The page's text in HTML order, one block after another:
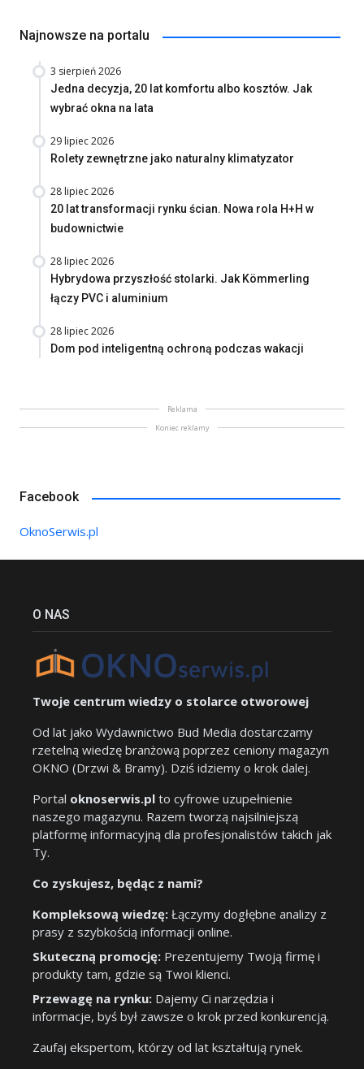
Najnowsze na portalu
3 sierpień 2026
Jedna decyzja, 20 lat komfortu albo kosztów. Jak
wybrać okna na lata
29 lipiec 2026
Rolety zewnętrzne jako naturalny klimatyzator
28 lipiec 2026
20 lat transformacji rynku ścian. Nowa rola H+H w
budownictwie
28 lipiec 2026
Hybrydowa przyszłość stolarki. Jak Kömmerling
łączy PVC i aluminium
28 lipiec 2026
Dom pod inteligentną ochroną podczas wakacji
Reklama
Koniec reklamy
Facebook
OknoSerwis.pl
O NAS
Twoje centrum wiedzy o stolarce otworowej
Od lat jako Wydawnictwo Bud Media dostarczamy
rzetelną wiedzę branżową poprzez ceniony magazyn
OKNO (Drzwi & Bramy). Dziś idziemy o krok dalej.
Portal oknoserwis.pl to cyfrowe uzupełnienie
naszego magazynu. Razem tworzą najsilniejszą
platformę informacyjną dla profesjonalistów takich jak
Ty.
Co zyskujesz, będąc z nami?
Kompleksową wiedzę: Łączymy dogłębne analizy z
prasy z szybkością informacji online.
Skuteczną promocję: Prezentujemy Twoją firmę i
produkty tam, gdzie są Twoi klienci.
Przewagę na rynku: Dajemy Ci narzędzia i
informacje, byś był zawsze o krok przed konkurencją.
Zaufaj ekspertom, którzy od lat kształtują rynek.